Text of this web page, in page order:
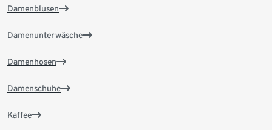
Damenblusen
Damenunterwäsche
Damenhosen
Damenschuhe
Kaffee